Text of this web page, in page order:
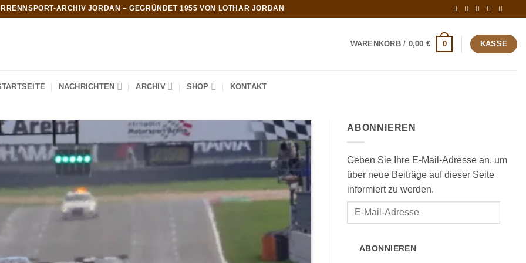
ARCHIV JORDAN – GEGRÜNDET 1955 VON LOTHAR JORDAN
WARENKORB / 0,00 € 0 KASSE
NACHRICHTEN ARCHIV SHOP KONTAKT
ABONNIEREN
Geben Sie Ihre E-Mail-Adresse an, um
über neue Beiträge auf dieser Seite
informiert zu werden.
ABONNIEREN